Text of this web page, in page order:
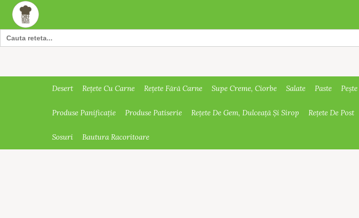
Search
for:
Desert Rețete Cu Carne Rețete Fără Carne Supe Creme, Ciorbe Salate Paste Pește
Produse Panificație Produse Patiserie Rețete De Gem, Dulceață Și Sirop Rețete De Post
Sosuri Bautura Racoritoare